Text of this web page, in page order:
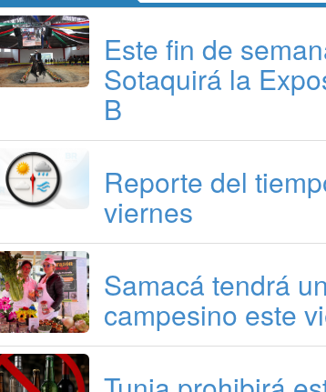
Este fin de
Sotaquirá la
B
Reporte del
viernes
Samacá tendrá
campesino este